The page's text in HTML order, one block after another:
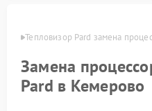
Тепловизор Pard замена
Замена
Pard в Кемерово